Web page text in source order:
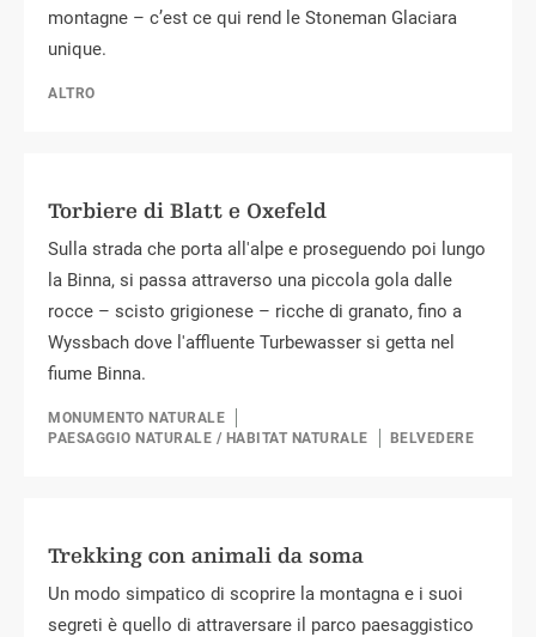
montagne – c’est ce qui rend le Stoneman Glaciara
unique.
ALTRO
Torbiere di Blatt e Oxefeld
Sulla strada che porta all'alpe e proseguendo poi lungo
la Binna, si passa attraverso una piccola gola dalle
rocce – scisto grigionese – ricche di granato, fino a
Wyssbach dove l'affluente Turbewasser si getta nel
fiume Binna.
MONUMENTO NATURALE
PAESAGGIO NATURALE / HABITAT NATURALE
BELVEDERE
Trekking con animali da soma
Un modo simpatico di scoprire la montagna e i suoi
segreti è quello di attraversare il parco paesaggistico